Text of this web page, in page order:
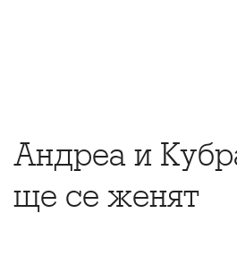
Андреа и
ще се женят